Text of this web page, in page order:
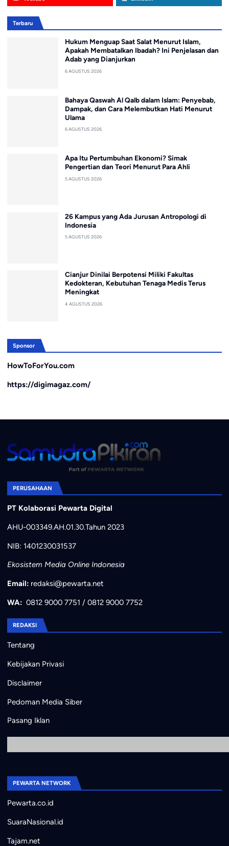
Terbaru
Hukum Menguap Saat Salat Menurut Islam,
Apakah Membatalkan Ibadah? Ini Penjelasan dan
Adab yang Dianjurkan
6 AGUSTUS 2026
Bahaya Qaswah Al Qalb dalam Islam: Penyebab,
Dampak, dan Cara Melembutkan Hati Menurut
Ulama
6 AGUSTUS 2026
Apa Itu Pertumbuhan Ekonomi? Simak
Pengertian dan Teori Menurut Para Ahli
5 AGUSTUS 2026
26 Kampus yang Ada Jurusan Antropologi di
Indonesia
5 AGUSTUS 2026
Cianjur Dinilai Berpotensi Miliki Fakultas
Kedokteran, Kebutuhan Tenaga Medis Terus
Meningkat
4 AGUSTUS 2026
Sponsor
HowToForYou.com
https://digimagaz.com/
PERUSAHAAN
PT Kolaborasi Pewarta Digital
AHU-003349.AH.01.30.Tahun 2023
NIB: 1401230031537
Ekosistem Media Online Indonesia
Email: redaksi@pewarta.net
WA: 0812 9000 7751 / 0812 9000 7752
REDAKSI
Tentang
Kebijakan Privasi
Disclaimer
Pedoman Media Siber
Pasang Iklan
PEWARTA NETWORK
Pewarta.co.id
SuaraNasional.id
Tajam.net